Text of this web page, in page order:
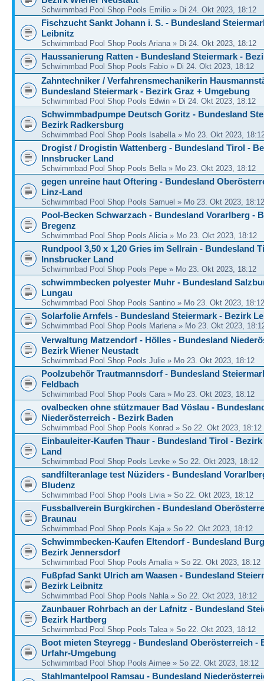
Schwimmbad Pool Shop Pools Emilio » Di 24. Okt 2023, 18:12
Fischzucht Sankt Johann i. S. - Bundesland
Leibnitz
Schwimmbad Pool Shop Pools Ariana » Di 24. Okt 2023, 18:12
Haussanierung Ratten - Bundesland Steiermark -
Schwimmbad Pool Shop Pools Fabio » Di 24. Okt 2023, 18:12
Zahntechniker / Verfahrensmechanikerin
Bundesland Steiermark - Bezirk Graz + Umgebung
Schwimmbad Pool Shop Pools Edwin » Di 24. Okt 2023, 18:12
Schwimmbadpumpe Deutsch Goritz - Bundesland
Bezirk Radkersburg
Schwimmbad Pool Shop Pools Isabella » Mo 23. Okt 2023,
Drogist / Drogistin Wattenberg - Bundesland Tirol -
Innsbrucker Land
Schwimmbad Pool Shop Pools Bella » Mo 23. Okt 2023, 18:12
gegen unreine haut Oftering - Bundesland
Linz-Land
Schwimmbad Pool Shop Pools Samuel » Mo 23. Okt 2023, 18:12
Pool-Becken Schwarzach - Bundesland Vorarlberg -
Bregenz
Schwimmbad Pool Shop Pools Alicia » Mo 23. Okt 2023, 18:12
Rundpool 3,50 x 1,20 Gries im Sellrain - Bundesland
Innsbrucker Land
Schwimmbad Pool Shop Pools Pepe » Mo 23. Okt 2023, 18:12
schwimmbecken polyester Muhr - Bundesland
Lungau
Schwimmbad Pool Shop Pools Santino » Mo 23. Okt 2023, 18:12
Solarfolie Arnfels - Bundesland Steiermark - Bezirk
Schwimmbad Pool Shop Pools Marlena » Mo 23. Okt 2023,
Verwaltung Matzendorf - Hölles - Bundesland
Bezirk Wiener Neustadt
Schwimmbad Pool Shop Pools Julie » Mo 23. Okt 2023, 18:12
Poolzubehör Trautmannsdorf - Bundesland
Feldbach
Schwimmbad Pool Shop Pools Cara » Mo 23. Okt 2023, 18:12
ovalbecken ohne stützmauer Bad Vöslau -
Niederösterreich - Bezirk Baden
Schwimmbad Pool Shop Pools Konrad » So 22. Okt 2023, 18:12
Einbauleiter-Kaufen Thaur - Bundesland Tirol -
Land
Schwimmbad Pool Shop Pools Levke » So 22. Okt 2023, 18:12
sandfilteranlage test Nüziders - Bundesland
Bludenz
Schwimmbad Pool Shop Pools Livia » So 22. Okt 2023, 18:12
Fussballverein Burgkirchen - Bundesland
Braunau
Schwimmbad Pool Shop Pools Kaja » So 22. Okt 2023, 18:12
Schwimmbecken-Kaufen Eltendorf - Bundesland
Bezirk Jennersdorf
Schwimmbad Pool Shop Pools Amalia » So 22. Okt 2023, 18:12
Fußpfad Sankt Ulrich am Waasen - Bundesland
Bezirk Leibnitz
Schwimmbad Pool Shop Pools Nahla » So 22. Okt 2023, 18:12
Zaunbauer Rohrbach an der Lafnitz - Bundesland
Bezirk Hartberg
Schwimmbad Pool Shop Pools Talea » So 22. Okt 2023, 18:12
Boot mieten Steyregg - Bundesland Oberösterreich -
Urfahr-Umgebung
Schwimmbad Pool Shop Pools Aimee » So 22. Okt 2023, 18:12
Stahlmantelpool Ramsau - Bundesland